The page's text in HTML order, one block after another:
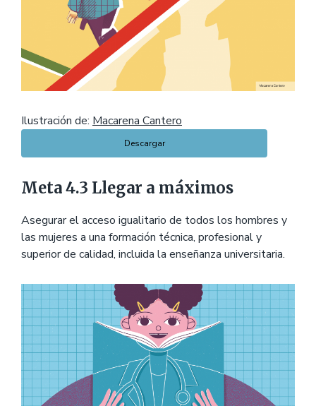
Ilustración de: Macarena Cantero
Descargar
Meta 4.3 Llegar a máximos
Asegurar el acceso igualitario de todos los hombres y
las mujeres a una formación técnica, profesional y
superior de calidad, incluida la enseñanza universitaria.